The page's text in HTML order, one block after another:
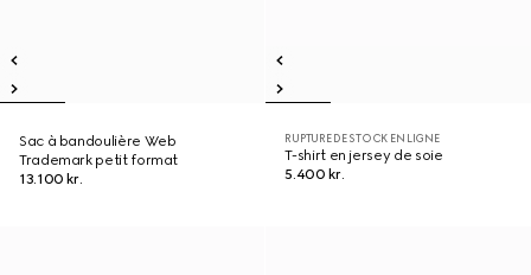
Sac à bandoulière Web
Trademark petit format
13.100 kr.
RUPTURE DE STOCK EN LIGNE
T-shirt en jersey de soie
5.400 kr.